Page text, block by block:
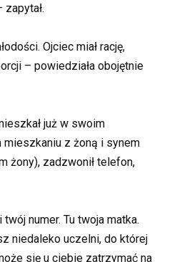
zapytał.
Ojciec miał rację,
– powiedziała obojętnie
już w swoim
z żoną i synem
żony), zadzwonił telefon,
numer. Tu twoja matka.
niedaleko uczelni, do której
się u ciebie zatrzymać na